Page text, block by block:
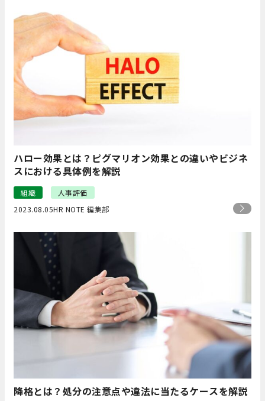
ハロー効果とは？ピグマリオン効果との違いやビジネ
スにおける具体例を解説
組織
人事評価
2023.08.05HR NOTE 編集部
降格とは？処分の注意点や違法に当たるケースを解説